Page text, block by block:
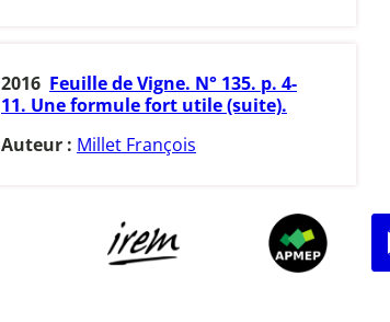
2016 Feuille de Vigne. N° 135. p. 4-
11. Une formule fort utile (suite).
Auteur : Millet François